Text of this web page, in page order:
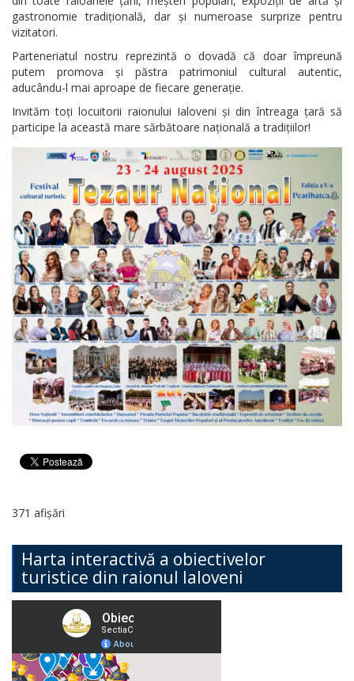
gastronomie tradițională, dar și numeroase surprize pentru
vizitatori.
Parteneriatul nostru reprezintă o dovadă că doar împreună
putem promova și păstra patrimoniul cultural autentic,
aducându-l mai aproape de fiecare generație.
Invităm toți locuitorii raionului Ialoveni și din întreaga țară să
participe la această mare sărbătoare națională a tradițiilor!
371 afișări
Harta interactivă a obiectivelor
turistice din raionul Ialoveni